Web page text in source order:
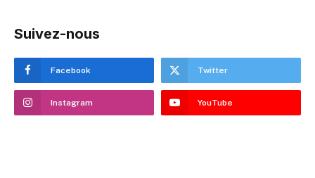
Suivez-nous
Facebook Twitter
Instagram YouTube